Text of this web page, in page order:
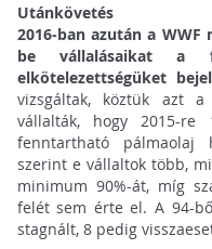
Utánkövetés
2016-ban azután a
be vállalásaikat a
elkötelezettségüket
vizsgáltak, köztük azt
vállalták, hogy 2015-re
fenntartható pálmaolaj
szerint e vállaltok több,
minimum 90%-át, míg
felét sem érte el. A 94-
stagnált, 8 pedig